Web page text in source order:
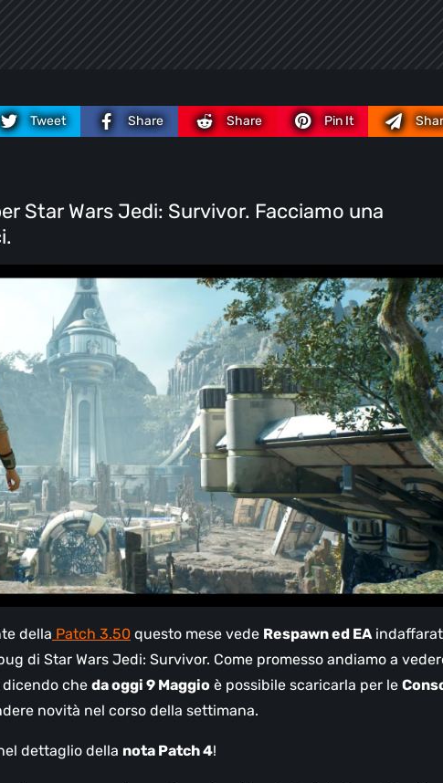
Tweet Share Share Pin It
Star Wars Jedi: Survivor. Facciamo una
della Patch 3.50 questo mese vede Respawn ed EA
di Star Wars Jedi: Survivor. Come promesso andiamo a
dicendo che da oggi 9 Maggio è possibile scaricarla per le
novità nel corso della settimana.
dettaglio della nota Patch 4!